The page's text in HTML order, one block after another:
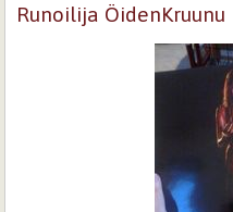
Runoilija ÖidenKruunu